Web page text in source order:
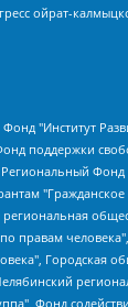
ойрат-
Инициативная группа ЛГБТ+ "Реверс", Алексеев Андрей Викторович, Бекбулатова Таисия Львовна, Беляев Иван Михайлович, Владыкина Елена Сергеевна, Гельман Марат Александрович, Никульшина Вероника Юрьевна, Толоконникова Надежда Андреевна, Шендерович Виктор Анатольевич, Общество с ограниченной ответственностью "Данное сообщение", Общество с ограниченной ответственностью Издательский дом "Новая глава", Айнбиндер Александра Александровна, Московский комьюнити-центр для ЛГБТ+инициатив, Благотворительный фонд развития филантропии, Deutsche Welle (Германия, Kurt-Schumacher-Strasse 3, 53113 Bonn), Борзунова Мария Михайловна, Воробьев Виктор Викторович, Голубева Анна Львовна, Константинова Алла Михайловна, Малкова Ирина Владимировна, Мурадов Мурад